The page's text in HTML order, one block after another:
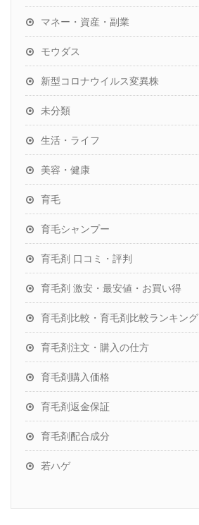
マネー・資産・副業
モウダス
新型コロナウイルス変異株
未分類
生活・ライフ
美容・健康
育毛
育毛シャンプー
育毛剤 口コミ・評判
育毛剤 激安・最安値・お買い得
育毛剤比較・育毛剤比較ランキング
育毛剤注文・購入の仕方
育毛剤購入価格
育毛剤返金保証
育毛剤配合成分
若ハゲ